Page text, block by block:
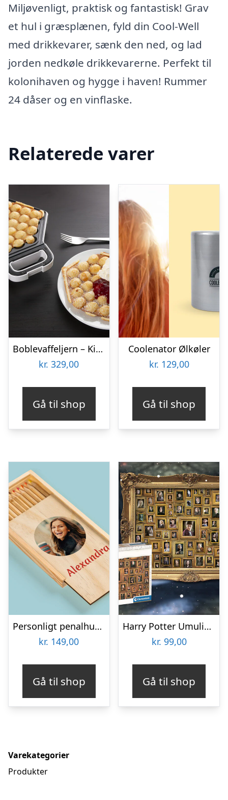
Miljøvenligt, praktisk og fantastisk! Grav
et hul i græsplænen, fyld din Cool-Well
med drikkevarer, sænk den ned, og lad
jorden nedkøle drikkevarerne. Perfekt til
kolonihaven og hygge i haven! Rummer
24 dåser og en vinflaske.
Relaterede varer
Boblevaffeljern – KitchPro
kr. 329,00
Gå til shop
Coolenator Ølkøler
kr. 129,00
Gå til shop
Personligt penalhus med foto & tekst
kr. 149,00
Gå til shop
Harry Potter Umulig Puslespil
kr. 99,00
Gå til shop
Varekategorier
Produkter